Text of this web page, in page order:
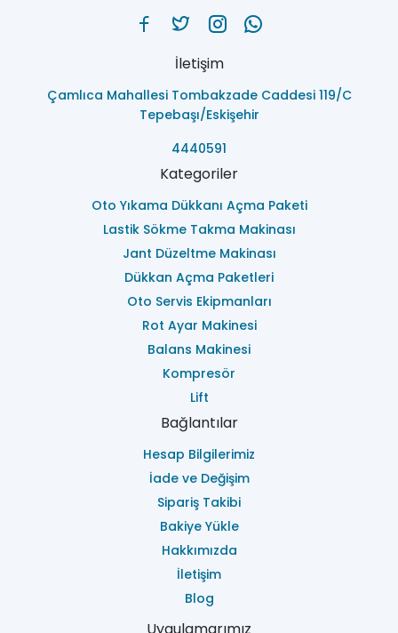
İletişim
Çamlıca Mahallesi Tombakzade Caddesi 119/C
Tepebaşı/Eskişehir
4440591
Kategoriler
Oto Yıkama Dükkanı Açma Paketi
Lastik Sökme Takma Makinası
Jant Düzeltme Makinası
Dükkan Açma Paketleri
Oto Servis Ekipmanları
Rot Ayar Makinesi
Balans Makinesi
Kompresör
Lift
Bağlantılar
Hesap Bilgilerimiz
İade ve Değişim
Sipariş Takibi
Bakiye Yükle
Hakkımızda
İletişim
Blog